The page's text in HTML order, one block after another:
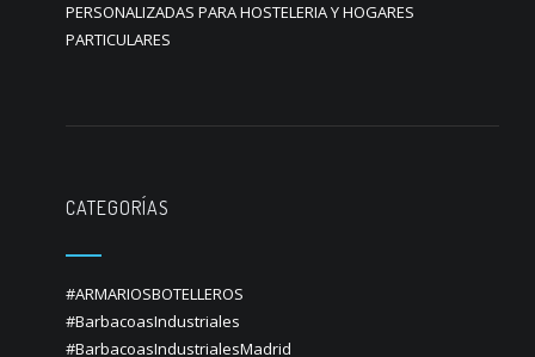
PERSONALIZADAS PARA HOSTELERIA Y HOGARES
PARTICULARES
CATEGORÍAS
#ARMARIOSBOTELLEROS
#BarbacoasIndustriales
#BarbacoasIndustrialesMadrid